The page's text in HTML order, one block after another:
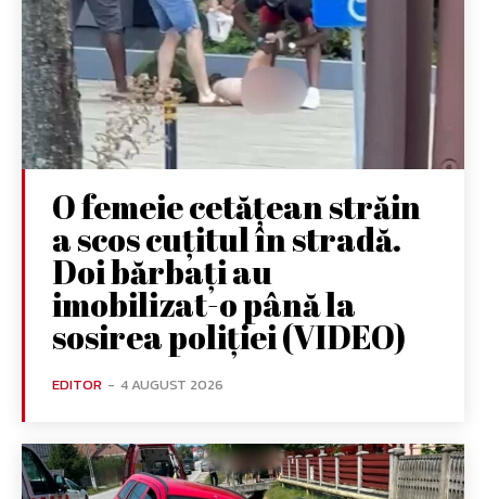
O femeie cetățean străin
a scos cuțitul în stradă.
Doi bărbați au
imobilizat-o până la
sosirea poliției (VIDEO)
EDITOR - 4 AUGUST 2026